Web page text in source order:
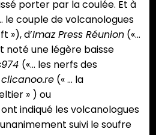
porter par la coulée. Et à
le couple de volcanologues
»), d’Imaz Press Réunion («…
noté une légère baisse
(«… les nerfs des
(« … la
» ) ou
ont indiqué les volcanologues
suivi le soufre